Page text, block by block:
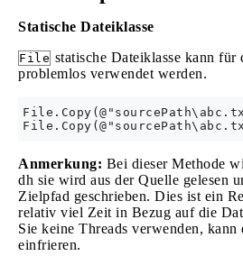
Statische Dateiklasse
File statische Dateiklasse kann für
problemlos verwendet werden.
Anmerkung: Bei dieser Methode
dh sie wird aus der Quelle gelesen
Zielpfad geschrieben. Dies ist ein
relativ viel Zeit in Bezug auf die
Sie keine Threads verwenden, kann
einfrieren.